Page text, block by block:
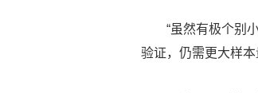
“虽然有极个别
验证，仍需更大样本